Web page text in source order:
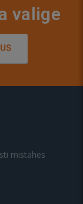
valige
mistahes